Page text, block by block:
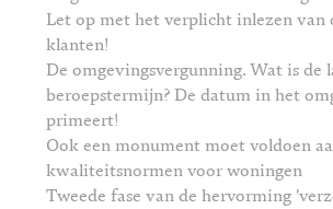
Let op met het verplicht inlezen van
klanten!
De omgevingsvergunning. Wat is de
beroepstermijn? De datum in het
primeert!
Ook een monument moet voldoen
kwaliteitsnormen voor woningen
Tweede fase van de hervorming